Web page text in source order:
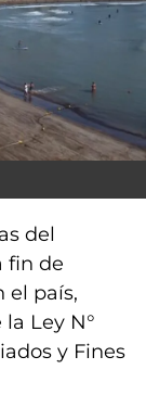
del
fin de
el país,
Ley N°
y Fines